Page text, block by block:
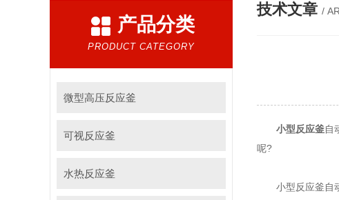
产品分类
PRODUCT CATEGORY
微型高压反应釜
可视反应釜
水热反应釜
技术文章 /
小型反应釜自
呢?
小型反应釜自动